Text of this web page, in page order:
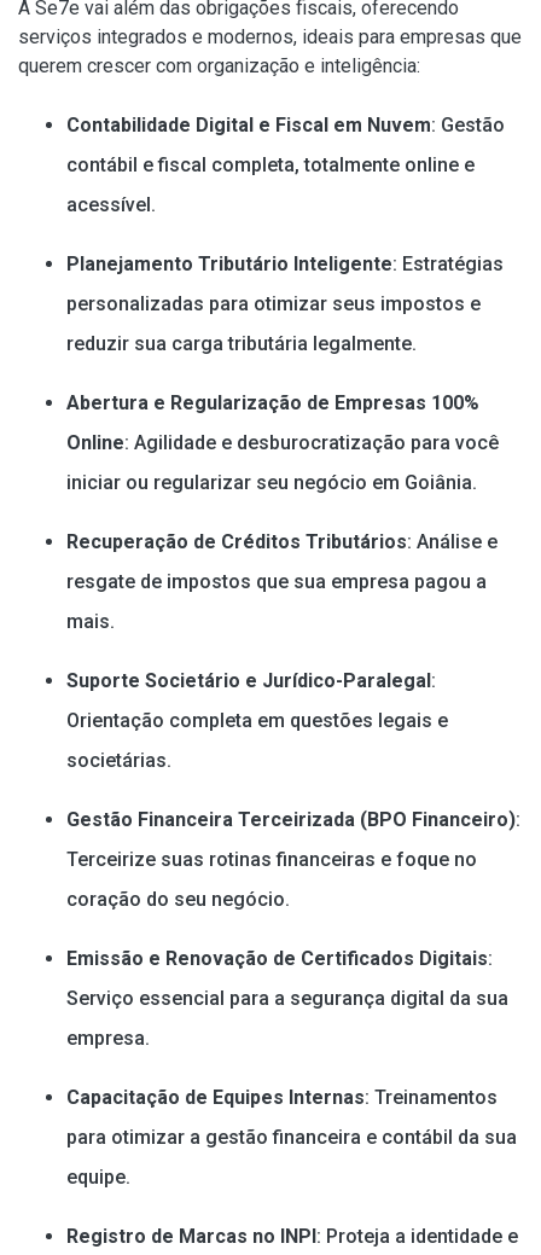
A Se7e vai além das obrigações fiscais, oferecendo
serviços integrados e modernos, ideais para empresas que
querem crescer com organização e inteligência:
Contabilidade Digital e Fiscal em Nuvem: Gestão
contábil e fiscal completa, totalmente online e
acessível.
Planejamento Tributário Inteligente: Estratégias
personalizadas para otimizar seus impostos e
reduzir sua carga tributária legalmente.
Abertura e Regularização de Empresas 100%
Online: Agilidade e desburocratização para você
iniciar ou regularizar seu negócio em Goiânia.
Recuperação de Créditos Tributários: Análise e
resgate de impostos que sua empresa pagou a
mais.
Suporte Societário e Jurídico-Paralegal:
Orientação completa em questões legais e
societárias.
Gestão Financeira Terceirizada (BPO Financeiro):
Terceirize suas rotinas financeiras e foque no
coração do seu negócio.
Emissão e Renovação de Certificados Digitais:
Serviço essencial para a segurança digital da sua
empresa.
Capacitação de Equipes Internas: Treinamentos
para otimizar a gestão financeira e contábil da sua
equipe.
Registro de Marcas no INPI: Proteja a identidade e